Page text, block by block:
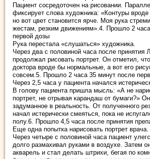
Пациент сосредоточен на рисовании.
фиксирует слова художника: «Контуры
но вот цвет становится ярче. Моя рука
жестам, резким движениям».4. Прошло 2
первой дозы
Рука перестала «слушаться» художника.
Через два с половиной часа после принятия
продолжал рисовать портрет. Он отметил,
доктора вроде бы нормальные, а вот его
совсем.5. Прошло 2 часа 35 минут после
Через 2,5 часа у пациента начался
В голову пациента пришла мысль: «А не
портрет, не отрывая карандаш от бумаги?»
задуманное в реальность. От полученного
начал истерически смеяться, пока не
полу.6. Прошло 4,5 часа после принятия
Еще одна попытка нарисовать портрет врача.
Через четыре с половиной часа пациент
долго размахивал руками в воздухе. Затем
акварель и стал делать штрихи, бегая по